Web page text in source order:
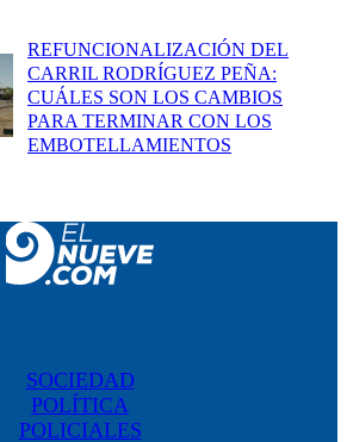
REFUNCIONALIZACIÓN DEL
CARRIL RODRÍGUEZ PEÑA:
CUÁLES SON LOS CAMBIOS
PARA TERMINAR CON LOS
EMBOTELLAMIENTOS
SOCIEDAD
POLÍTICA
POLICIALES